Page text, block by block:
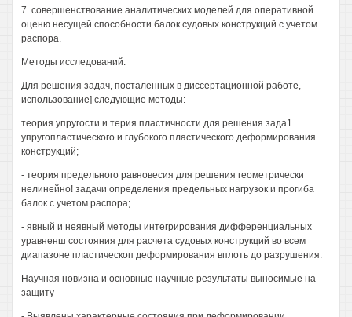
7. совершенствование аналитических моделей для оперативной
оценю несущей способности балок судовых конструкций с учетом
распора.
Методы исследований.
Для решения задач, посталенных в диссертационной работе,
использование] следующие методы:
теория упругости и терия пластичности для решения зада1
упругопластического и глубокого пластического деформирования
конструкций;
- теория предельного равновесия для решения геометрически
нелинейно! задачи определения предельных нагрузок и прогиба
балок с учетом распора;
- явный и неявный методы интегрирования дифференциальных
уравненш состояния для расчета судовых конструкций во всем
диапазоне пластическоп деформирования вплоть до разрушения.
Научная новизна и основные научные результаты выносимые на
защиту